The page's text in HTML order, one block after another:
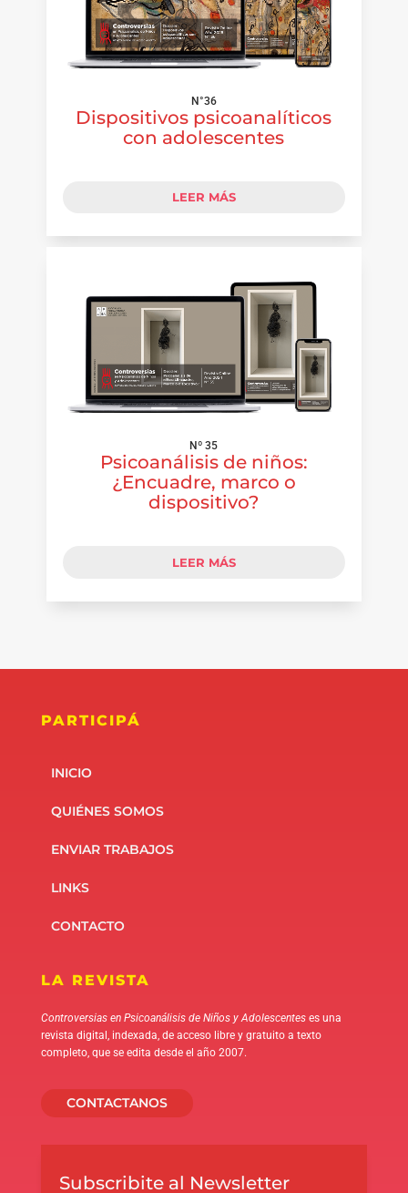
N°36
Dispositivos psicoanalíticos
con adolescentes
LEER MÁS
Nº 35
Psicoanálisis de niños:
¿Encuadre, marco o
dispositivo?
LEER MÁS
PARTICIPÁ
INICIO
QUIÉNES SOMOS
ENVIAR TRABAJOS
LINKS
CONTACTO
LA REVISTA
Controversias en Psicoanálisis de Niños y Adolescenteses una
revista digital, indexada, de acceso libre y gratuito a texto
completo, que se edita desde el año 2007.
CONTACTANOS
Subscribite al Newsletter